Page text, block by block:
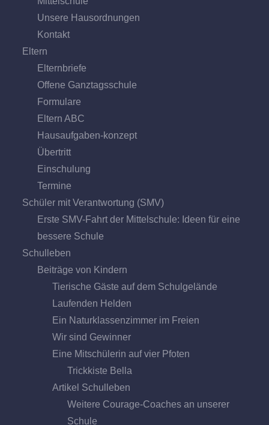
Unsere Hausordnungen
Kontakt
Eltern
Elternbriefe
Offene Ganz­tags­schule
Formulare
Eltern ABC
Hausaufgaben-konzept
Übertritt
Einschulung
Termine
Schüler mit Verantwortung (SMV)
Erste SMV-Fahrt der Mittelschule: Ideen für eine
bessere Schule
Schulleben
Beiträge von Kindern
Tierische Gäste auf dem Schulgelände
Laufenden Helden
Ein Naturklassenzimmer im Freien
Wir sind Gewinner
Eine Mitschülerin auf vier Pfoten
Trickkiste Bella
Artikel Schulleben
Weitere Courage-Coaches an unserer
Schule